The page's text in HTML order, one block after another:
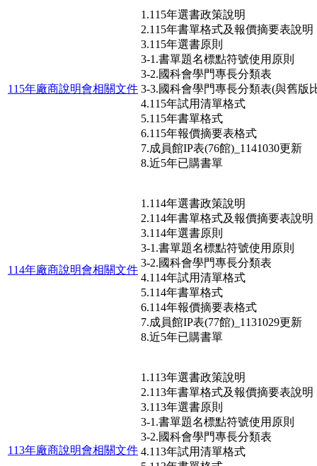
115年廠商說明會相關文件
1.115年選書政策說明
2.115年書單格式及報價摘要表說明
3.115年選書原則
3-1.書單題名標點符號使用原則
3-2.國科會學門專長分類表
3-3.國科會學門專長分類表(與舊版
4.115年試用清單格式
5.115年書單格式
6.115年報價摘要表格式
7.成員館IP表(76館)_1141030更新
8.近5年已購書單
114年廠商說明會相關文件
1.114年選書政策說明
2.114年書單格式及報價摘要表說明
3.114年選書原則
3-1.書單題名標點符號使用原則
3-2.國科會學門專長分類表
4.114年試用清單格式
5.114年書單格式
6.114年報價摘要表格式
7.成員館IP表(77館)_1131029更新
8.近5年已購書單
113年廠商說明會相關文件
1.113年選書政策說明
2.113年書單格式及報價摘要表說明
3.113年選書原則
3-1.書單題名標點符號使用原則
3-2.國科會學門專長分類表
4.113年試用清單格式